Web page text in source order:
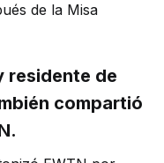
de la Misa
residente de
compartió